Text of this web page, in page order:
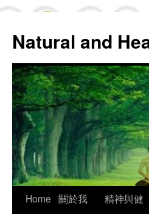
Natural and
Skip
Home 關於我
精神與健